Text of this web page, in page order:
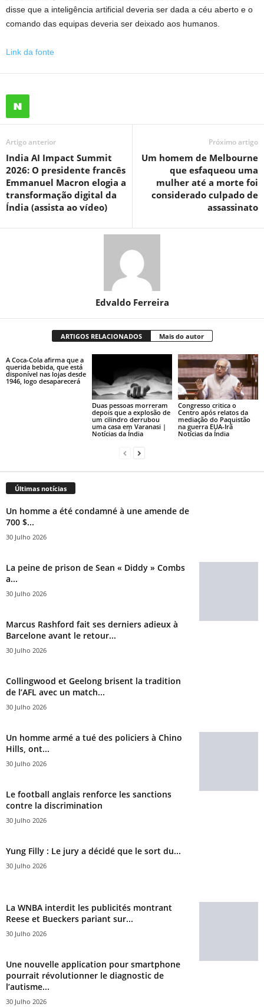
disse que a inteligência artificial deveria ser dada a céu aberto e o
comando das equipas deveria ser deixado aos humanos.
Link da fonte
Artigo anterior
India AI Impact Summit
2026: O presidente francês
Emmanuel Macron elogia a
transformação digital da
Índia (assista ao vídeo)
Próximo artigo
Um homem de Melbourne
que esfaqueou uma
mulher até a morte foi
considerado culpado de
assassinato
Edvaldo Ferreira
ARTIGOS RELACIONADOS Mais do autor
A Coca-Cola afirma que a
querida bebida, que está
disponível nas lojas desde
1946, logo desaparecerá
Duas pessoas morreram
depois que a explosão de
um cilindro derrubou
uma casa em Varanasi |
Notícias da Índia
Congresso critica o
Centro após relatos da
mediação do Paquistão
na guerra EUA-Irã
Notícias da Índia
Últimas notícias
Un homme a été condamné à une amende de
700 $...
30 Julho 2026
La peine de prison de Sean « Diddy » Combs
a...
30 Julho 2026
Marcus Rashford fait ses derniers adieux à
Barcelone avant le retour...
30 Julho 2026
Collingwood et Geelong brisent la tradition
de l’AFL avec un match...
30 Julho 2026
Un homme armé a tué des policiers à Chino
Hills, ont...
30 Julho 2026
Le football anglais renforce les sanctions
contre la discrimination
30 Julho 2026
Yung Filly : Le jury a décidé que le sort du...
30 Julho 2026
La WNBA interdit les publicités montrant
Reese et Bueckers pariant sur...
30 Julho 2026
Une nouvelle application pour smartphone
pourrait révolutionner le diagnostic de
l’autisme...
30 Julho 2026